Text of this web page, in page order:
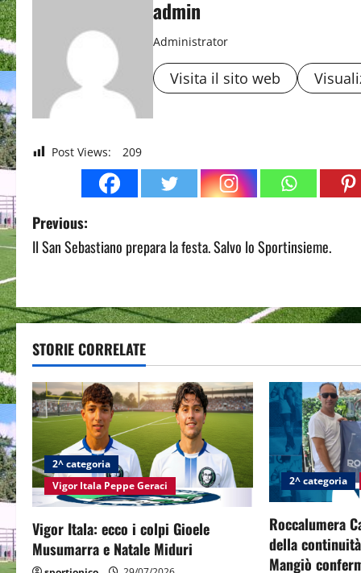
admin
Administrator
Visita il sito web
Post Views: 209
P
o
t
n
a
v
i
g
a
t
Previous:
Il San Sebastiano prepara la festa. Salvo lo Sportinsieme.
STORIE CORRELATE
2^ categoria
Vigor Itala Peppe Geraci
Vigor Itala: ecco i colpi Gioele
Musumarra e Natale Miduri
2^ categoria
Roccalumera
della
Mangiò